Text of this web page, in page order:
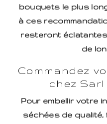
bouquets le plus
à ces
resteront
de
Commandez
chez
Pour embellir votre
séchées de